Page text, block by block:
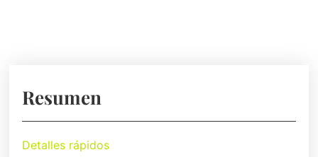
Resumen
Detalles rápidos